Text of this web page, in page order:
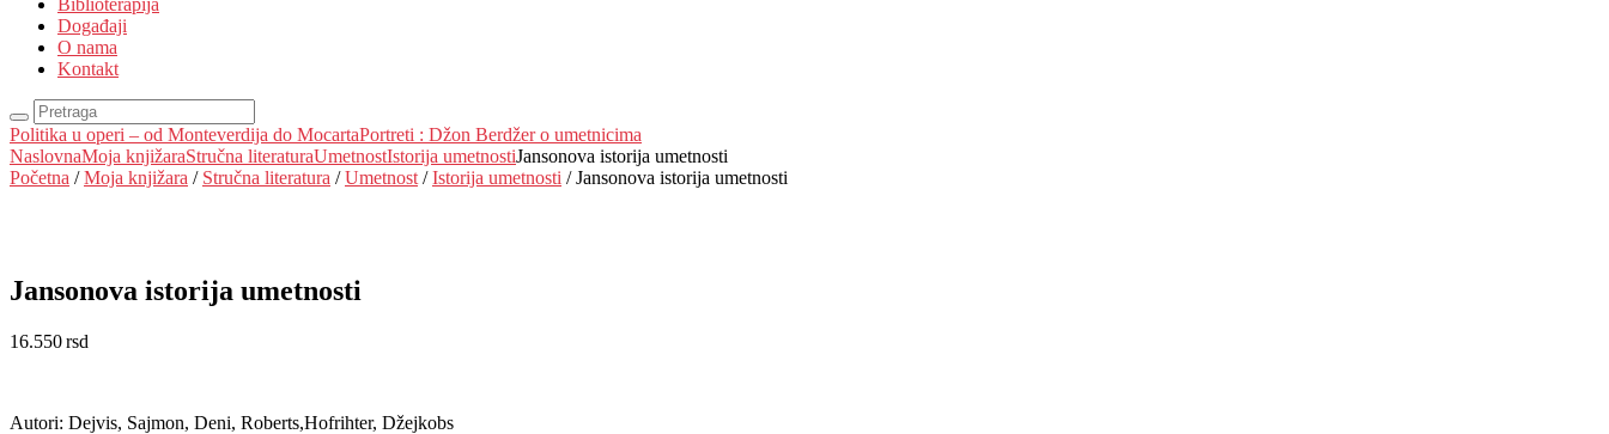
Biblioterapija
Događaji
O nama
Kontakt
Politika u operi – od Monteverdija do MocartaPortreti : Džon Berdžer o umetnicima
NaslovnaMoja knjižaraStručna literaturaUmetnostIstorija umetnostiJansonova istorija umetnosti
Početna /Moja knjižara / Stručna literatura /Umetnost /Istorija umetnosti / Jansonova istorija umetnosti
Jansonova istorija umetnosti
16.550rsd
Autori: Dejvis, Sajmon, Deni, Roberts,Hofrihter, Džejkobs